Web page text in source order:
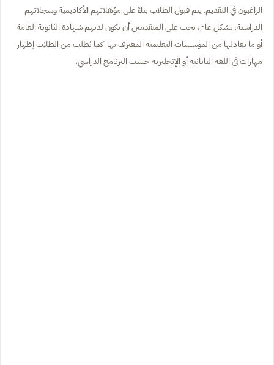
الراغبون في التقديم. يتم قبول الطلاب بناءً على مؤهلاتهم الأكاديمية وسجلاتهم
الدراسية. بشكل عام، يجب على المتقدمين أن يكون لديهم شهادة الثانوية العامة
أو ما يعادلها من المؤسسات التعليمية المعترف بها. كما يُطلب من الطلاب إظهار
مهارات في اللغة اليابانية أو الإنجليزية حسب البرنامج الدراسي.